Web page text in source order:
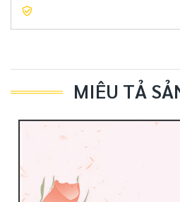
MIÊU TẢ